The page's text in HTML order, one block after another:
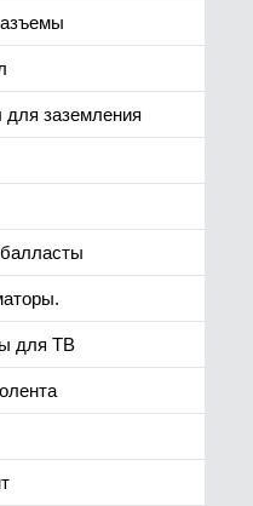
для заземления
для ТВ